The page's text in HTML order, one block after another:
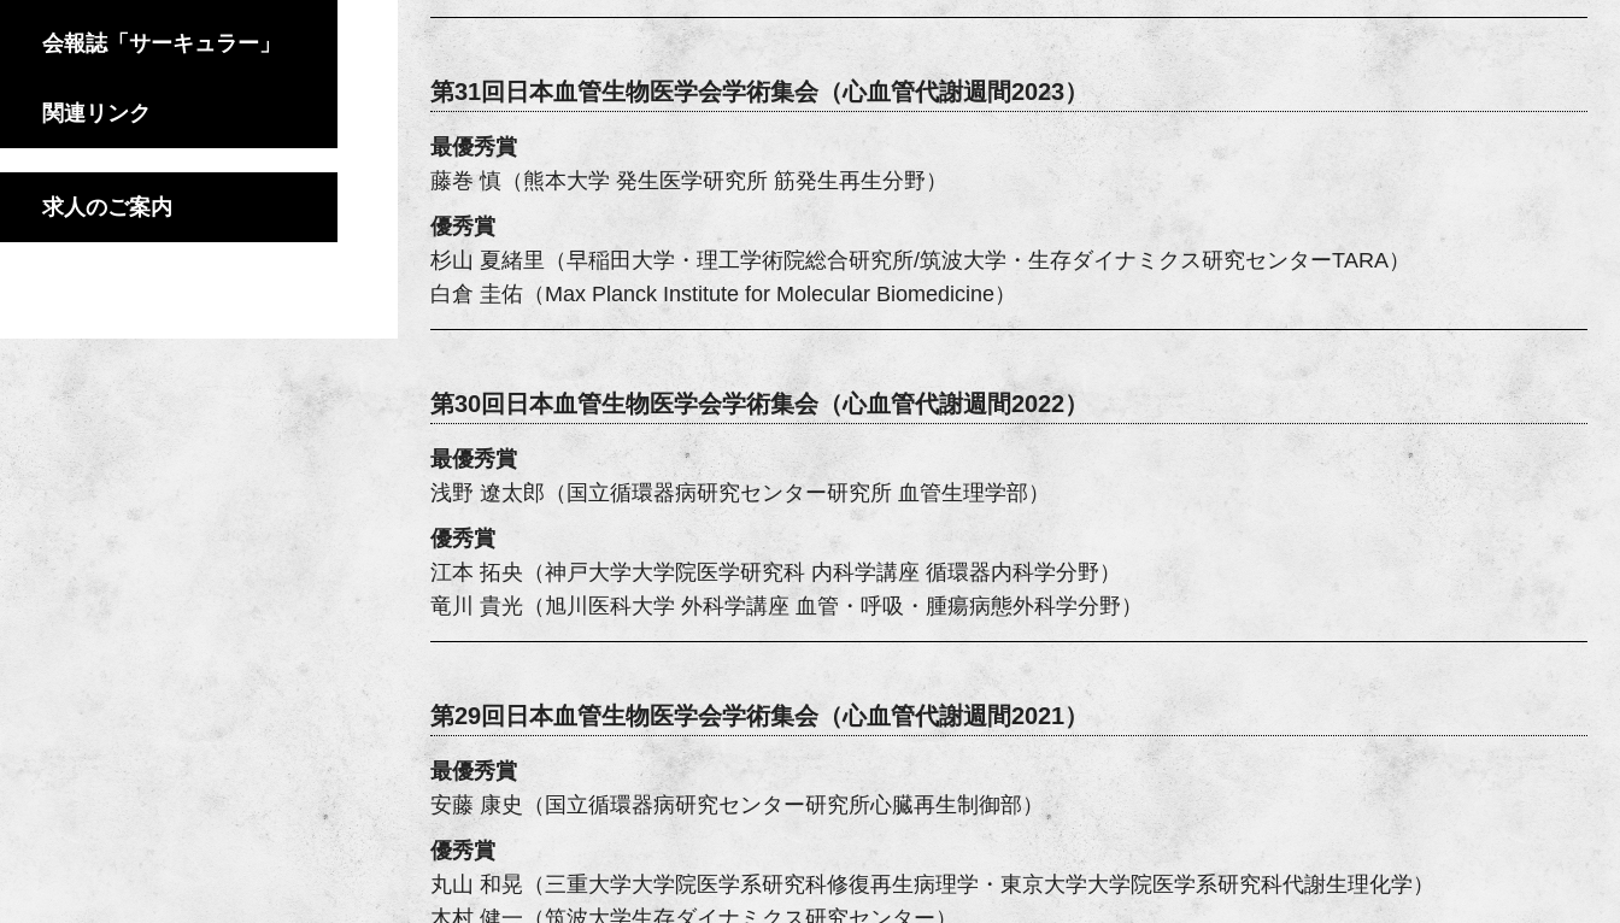
会報誌「サーキュラー」
関連リンク
求人のご案内
第31回日本血管生物医学会学術集会（心血管代謝週間2023）
最優秀賞
藤巻 慎（熊本大学 発生医学研究所 筋発生再生分野）
優秀賞
杉山 夏緒里（早稲田大学・理工学術院総合研究所/筑波大学・生存ダイナミクス研究センターTARA）
白倉 圭佑（Max Planck Institute for Molecular Biomedicine）
第30回日本血管生物医学会学術集会（心血管代謝週間2022）
最優秀賞
浅野 遼太郎（国立循環器病研究センター研究所 血管生理学部）
優秀賞
江本 拓央（神戸大学大学院医学研究科 内科学講座 循環器内科学分野）
竜川 貴光（旭川医科大学 外科学講座 血管・呼吸・腫瘍病態外科学分野）
第29回日本血管生物医学会学術集会（心血管代謝週間2021）
最優秀賞
安藤 康史（国立循環器病研究センター研究所心臓再生制御部）
優秀賞
丸山 和晃（三重大学大学院医学系研究科修復再生病理学・東京大学大学院医学系研究科代謝生理化学）
木村 健一（筑波大学生存ダイナミクス研究センター）